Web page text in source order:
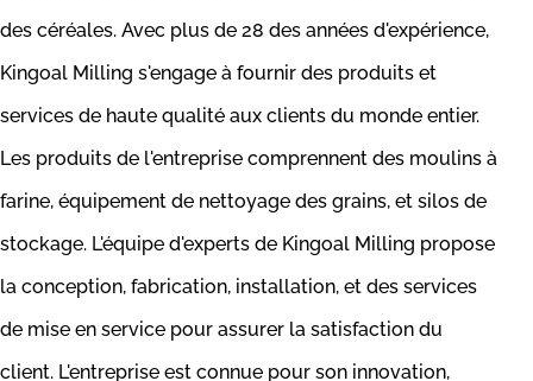
des céréales. Avec plus de 28 des années d'expérience,
Kingoal Milling s'engage à fournir des produits et
services de haute qualité aux clients du monde entier.
Les produits de l'entreprise comprennent des moulins à
farine, équipement de nettoyage des grains, et silos de
stockage. L'équipe d'experts de Kingoal Milling propose
la conception, fabrication, installation, et des services
de mise en service pour assurer la satisfaction du
client. L'entreprise est connue pour son innovation,